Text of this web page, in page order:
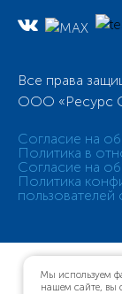
Все права
ООО «Ресурс
Согласие на
Политика в
Согласие на
Политика
пользователей
Мы используем
нашем сайте, вы